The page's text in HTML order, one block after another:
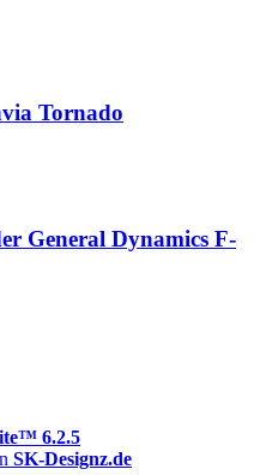
Tornado
General Dynamics F-
6.2.5
SK-Designz.de